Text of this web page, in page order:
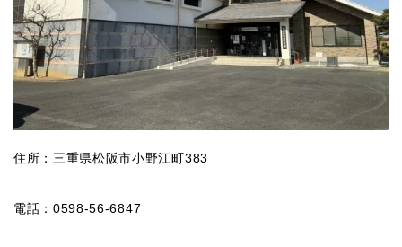
住所：三重県松阪市小野江町383
電話：0598-56-6847